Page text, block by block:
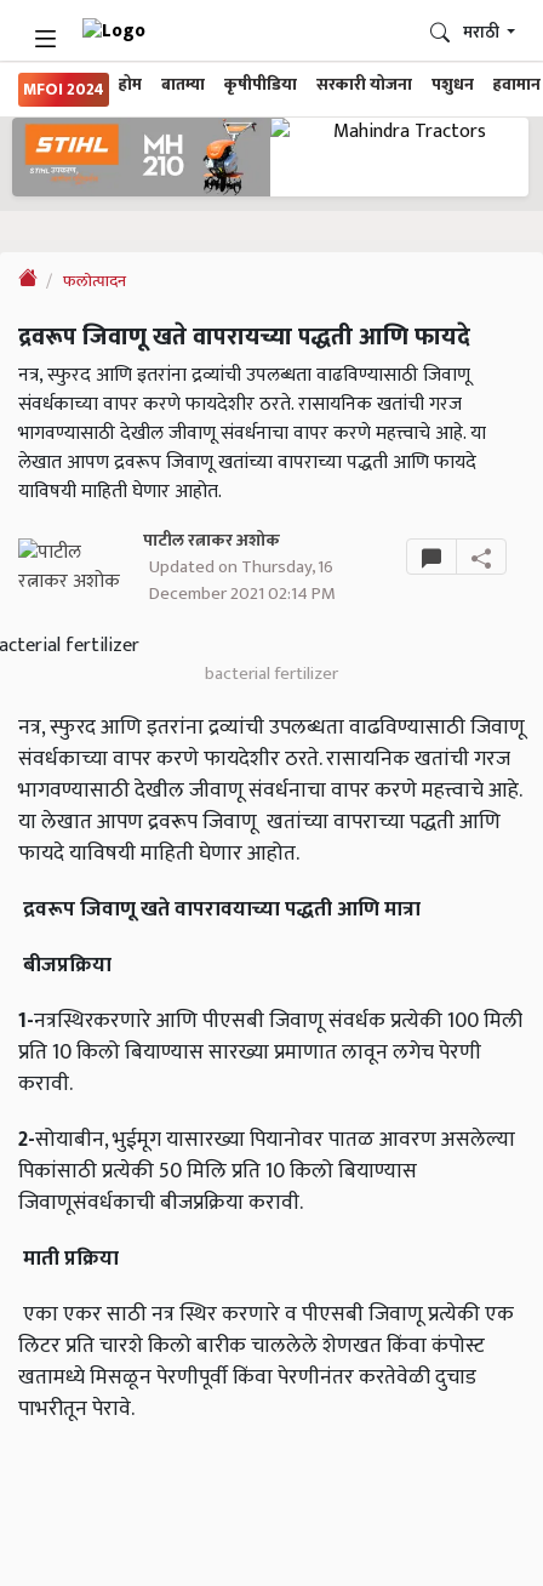
MFOI 2024 होम बातम्या कृषीपीडिया सरकारी योजना पशुधन हवामान
मराठी
फलोत्पादन
द्रवरूप जिवाणू खते वापरायच्या पद्धती आणि फायदे
नत्र, स्फुरद आणि इतरांना द्रव्यांची उपलब्धता वाढविण्यासाठी जिवाणू
संवर्धकाच्या वापर करणे फायदेशीर ठरते. रासायनिक खतांची गरज
भागवण्यासाठी देखील जीवाणू संवर्धनाचा वापर करणे महत्त्वाचे आहे. या
लेखात आपण द्रवरूप जिवाणू खतांच्या वापराच्या पद्धती आणि फायदे
याविषयी माहिती घेणार आहोत.
पाटील रत्नाकर अशोक
Updated on Thursday, 16
December 2021 02:14 PM
bacterial fertilizer
नत्र, स्फुरद आणि इतरांना द्रव्यांची उपलब्धता वाढविण्यासाठी जिवाणू
संवर्धकाच्या वापर करणे फायदेशीर ठरते. रासायनिक खतांची गरज
भागवण्यासाठी देखील जीवाणू संवर्धनाचा वापर करणे महत्त्वाचे आहे.
या लेखात आपण द्रवरूप जिवाणू खतांच्या वापराच्या पद्धती आणि
फायदे याविषयी माहिती घेणार आहोत.
द्रवरूप जिवाणू खते वापरावयाच्या पद्धती आणि मात्रा
बीजप्रक्रिया
1-नत्रस्थिरकरणारे आणि पीएसबी जिवाणू संवर्धक प्रत्येकी 100 मिली
प्रति 10 किलो बियाण्यास सारख्या प्रमाणात लावून लगेच पेरणी
करावी.
2-सोयाबीन, भुईमूग यासारख्या पियानोवर पातळ आवरण असलेल्या
पिकांसाठी प्रत्येकी 50 मिलि प्रति 10 किलो बियाण्यास
जिवाणूसंवर्धकाची बीजप्रक्रिया करावी.
माती प्रक्रिया
एका एकर साठी नत्र स्थिर करणारे व पीएसबी जिवाणू प्रत्येकी एक
लिटर प्रति चारशे किलो बारीक चाललेले शेणखत किंवा कंपोस्ट
खतामध्ये मिसळून पेरणीपूर्वी किंवा पेरणीनंतर करतेवेळी दुचाड
पाभरीतून पेरावे.